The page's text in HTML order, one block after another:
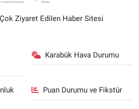
Ziyaret Edilen Haber Sitesi
Karabük Hava Durumu
Puan Durumu ve Fikstür